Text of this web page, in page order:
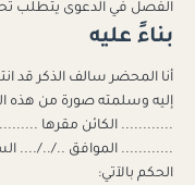
الفصل في الدعوى يتطلب
بناءً عليه
أنا المحضر سالف الذكر قد
إليه وسلمته صورة من هذه
............ الكائن مقرها
............ الموافق ../../....
الحكم بالآتي: